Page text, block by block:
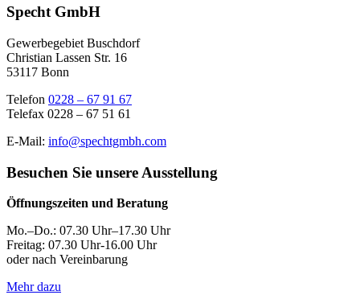
Specht GmbH
Gewerbegebiet Buschdorf
Christian Lassen Str. 16
53117 Bonn
Telefon 0228 – 67 91 67
Telefax 0228 – 67 51 61
E-Mail: info@spechtgmbh.com
Besuchen Sie unsere Ausstellung
Öffnungszeiten und Beratung
Mo.–Do.: 07.30 Uhr–17.30 Uhr
Freitag: 07.30 Uhr-16.00 Uhr
oder nach Vereinbarung
Mehr dazu